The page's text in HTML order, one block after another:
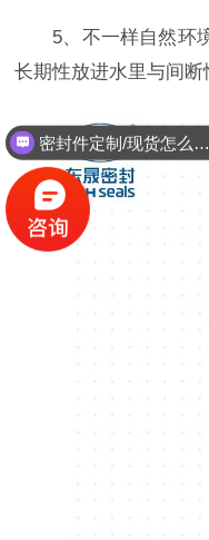
5、不一样自然环
长期性放进水里与间断